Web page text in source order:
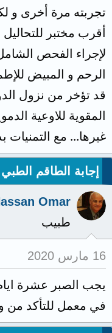
تجربته مرة أخرى و
أقرب مختبر
لإجراء الفحص
الرحم و المبيض
قد تؤخر من نزول
المقوية للاوعية
غيرها... مع التمنيات
إجابة الطاقم الطبي
Omar
طبيب
16 مارس 2020
يجب الصبر عشرة
في معمل للتأكد من